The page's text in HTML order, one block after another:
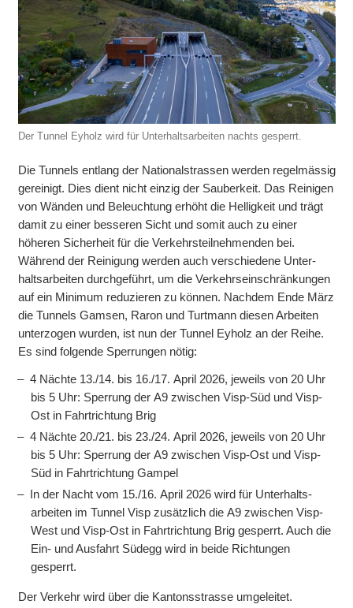
Der Tunnel Eyholz wird für Unter­halts­arbeiten nachts gesperrt.
Die Tunnels ent­lang der National­strassen werden regel­mässig
gereinigt. Dies dient nicht einzig der Sauber­keit. Das Reinigen
von Wänden und Beleuch­tung erhöht die Hellig­keit und trägt
damit zu einer besseren Sicht und somit auch zu einer
höheren Sicher­heit für die Verkehrs­teil­nehmenden bei.
Während der Reini­gung werden auch verschie­dene Unter­
halts­arbeiten durch­ge­führt, um die Verkehrs­ein­schrän­kungen
auf ein Minimum redu­zieren zu können. Nach­dem Ende März
die Tunnels Gamsen, Raron und Turt­mann diesen Arbeiten
unter­zogen wurden, ist nun der Tunnel Eyholz an der Reihe.
Es sind folgende Sper­rungen nötig:
4 Nächte 13./14. bis 16./17. April 2026, jeweils von 20 Uhr
bis 5 Uhr: Sperrung der A9 zwischen Visp-Süd und Visp-
Ost in Fahrt­richtung Brig
4 Nächte 20./21. bis 23./24. April 2026, jeweils von 20 Uhr
bis 5 Uhr: Sperrung der A9 zwischen Visp-Ost und Visp-
Süd in Fahrt­richtung Gampel
In der Nacht vom 15./16. April 2026 wird für Unter­halts­
arbeiten im Tunnel Visp zusätz­lich die A9 zwischen Visp-
West und Visp-Ost in Fahrt­richtung Brig gesperrt. Auch die
Ein- und Aus­fahrt Südegg wird in beide Rich­tungen
gesperrt.
Der Verkehr wird über die Kantons­strasse umgeleitet.